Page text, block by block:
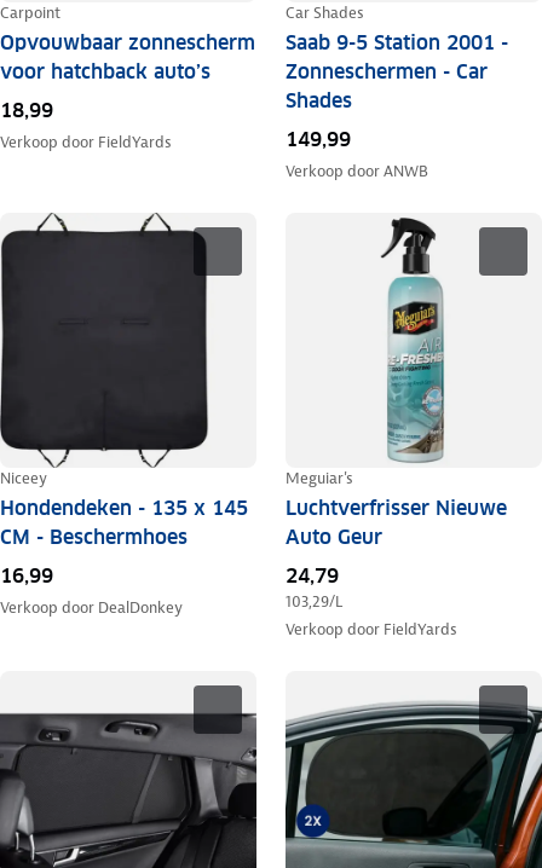
Carpoint
Opvouwbaar zonnescherm
voor hatchback auto’s
18,99
Verkoop door FieldYards
Car Shades
Saab 9-5 Station 2001 -
Zonneschermen - Car
Shades
149,99
Verkoop doorANWB
Niceey
Hondendeken - 135 x 145
CM - Beschermhoes
16,99
Verkoop door DealDonkey
Meguiar's
Luchtverfrisser Nieuwe
Auto Geur
24,79
103,29/L
Verkoop door FieldYards